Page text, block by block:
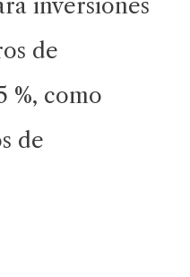
inversiones
de
%, como
de